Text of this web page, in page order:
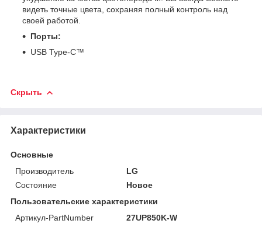
видеть точные цвета, сохраняя полный контроль над
своей работой.
Порты:
USB Type-C™
Скрыть
Характеристики
Основные
Производитель
LG
Состояние
Новое
Пользовательские характеристики
Артикул-PartNumber
27UP850K-W